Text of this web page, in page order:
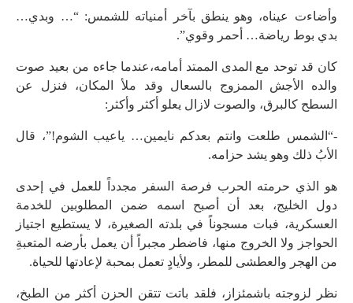
وأضاءت عيناه، وهو ينطق بآخر أمنياته للشمس: “… وبدي…
بدي بوط رياضة… أحمر وقوي”.
كان قد توحد مع المدى الممتد أمامه،عندما جاءه من بعيد صوت
والده الأجش الممزوج بالسعال وقد ملأ المكان، فنزل عن
السطح كالبرق، والصوت لازال يعلو أكثر وأكثر:
-“الشمس طلعت وانتم بعدكم نايمين… ياعيب الشوم!”، قال
الأبُ ذلك وهو يشد حزامه.
هو الذي حرمته الحرب فرصة السفر مجدداً للعمل في إحدى
دول الخليج، بعد أن أصبح اسمه ضمن المطلوبين للخدمة
العسكرية، فبات مسجوناً في بلدته الصغيرة، لا يستطيع اجتياز
الحواجز ولا الخروج منها، فاضطر مجبراً أن يعمل بأرضه المتعبةِ
من الهجر والعطشى للمطر، ولأيادٍ تعمل بمحبة لإعادتها للحياة.
نظر لزوجته باشمئزاز، فلقد باتت تتقن الحزن أكثر من الطبخ،